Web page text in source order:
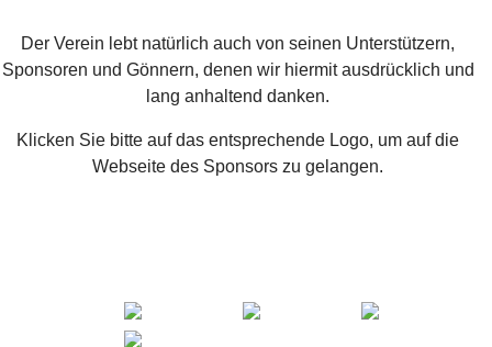
Der Verein lebt natürlich auch von seinen Unterstützern,
Sponsoren und Gönnern, denen wir hiermit ausdrücklich und
lang anhaltend danken.
Klicken Sie bitte auf das entsprechende Logo, um auf die
Webseite des Sponsors zu gelangen.